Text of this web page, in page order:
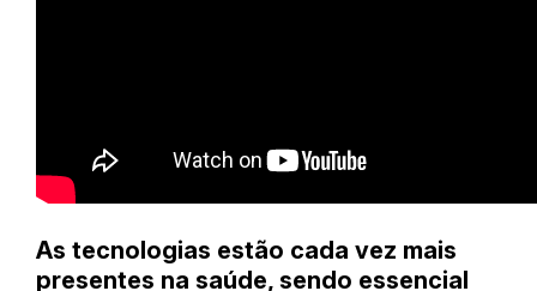
As tecnologias estão cada vez mais
presentes na saúde, sendo essencial